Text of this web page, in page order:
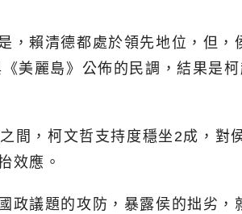
賴清德都處於領先地位，但
美麗島》公佈的民調，結果是
間，柯文哲支持度穩坐2成，
效應。
政議題的攻防，暴露侯的拙劣